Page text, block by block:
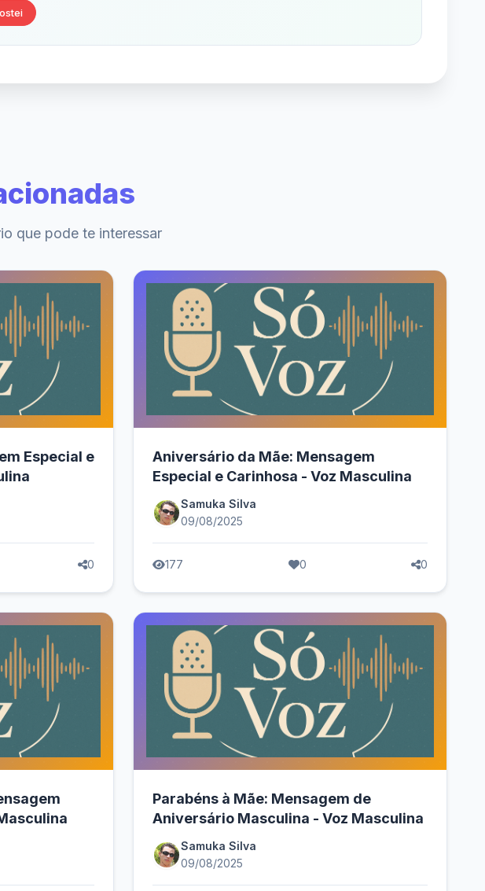
que pode te interessar
Especial e
0
Aniversário da Mãe: Mensagem
Especial e Carinhosa - Voz Masculina
Samuka Silva
09/08/2025
177 0 0
Parabéns à Mãe: Mensagem de
Aniversário Masculina - Voz Masculina
Samuka Silva
09/08/2025